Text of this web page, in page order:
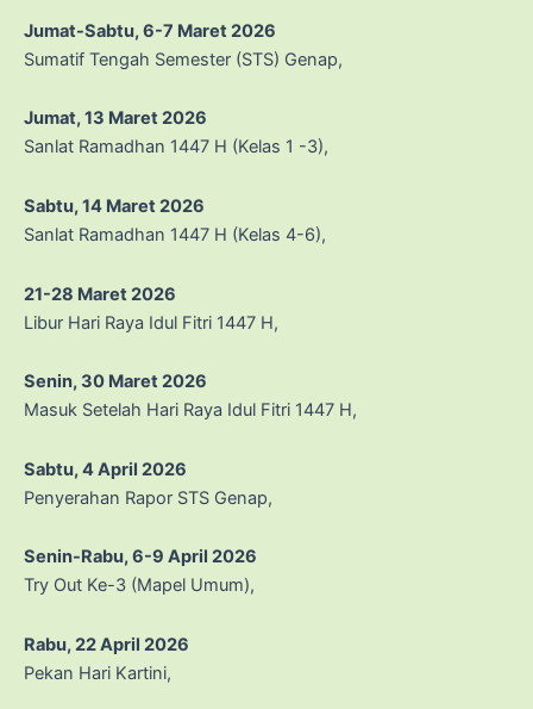
Jumat-Sabtu, 6-7 Maret 2026
Sumatif Tengah Semester (STS) Genap,
Jumat, 13 Maret 2026
Sanlat Ramadhan 1447 H (Kelas 1 -3),
Sabtu, 14 Maret 2026
Sanlat Ramadhan 1447 H (Kelas 4-6),
21-28 Maret 2026
Libur Hari Raya Idul Fitri 1447 H,
Senin, 30 Maret 2026
Masuk Setelah Hari Raya Idul Fitri 1447 H,
Sabtu, 4 April 2026
Penyerahan Rapor STS Genap,
Senin-Rabu, 6-9 April 2026
Try Out Ke-3 (Mapel Umum),
Rabu, 22 April 2026
Pekan Hari Kartini,